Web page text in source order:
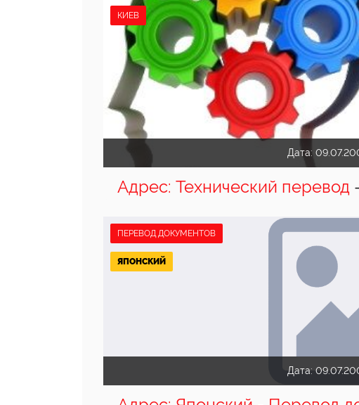
КИЕВ
Адрес: Технический перевод
Дата:
ПЕРЕВОД ДОКУМЕНТОВ
Дата:
ЯПОНСКИЙ